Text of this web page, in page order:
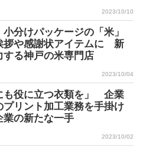
2023/10/10
分けパッケージの「米」
や感謝状アイテムに 新
する神戸の米専門店
2023/10/04
も役に立つ衣類を」 企業
プリント加工業務を手掛け
業の新たな一手
2023/10/02